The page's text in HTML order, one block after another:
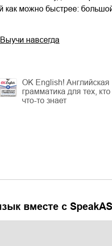
как можно быстрее:
навсегда
OK English! Английская
грамматика для тех,
что-то знает
вместе с